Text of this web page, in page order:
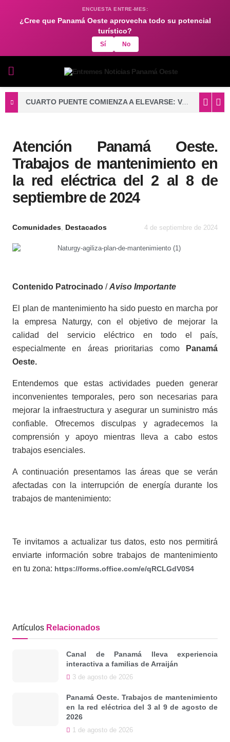
ENCUESTA ENTRE-MES:
¿Cree que Panamá Oeste aprovecha todo su potencial
turístico?
Sí No
CUARTO PUENTE COMIENZA A ELEVARSE: VACIADO DE CONCRETO FORTALECE LA BASE DE UNA DE SUS TORRES PRINCIPALES
Atención Panamá Oeste.
Trabajos de mantenimiento en
la red eléctrica del 2 al 8 de
septiembre de 2024
Comunidades Destacados 4 de septiembre de 2024
Contenido Patrocinado /Aviso Importante
El plan de mantenimiento ha sido puesto en marcha por
la empresa Naturgy, con el objetivo de mejorar la
calidad del servicio eléctrico en todo el país,
especialmente en áreas prioritarias como
Panamá
Oeste.
Entendemos que estas actividades pueden generar
inconvenientes temporales, pero son necesarias para
mejorar la infraestructura y asegurar un suministro más
confiable. Ofrecemos disculpas y agradecemos la
comprensión y apoyo mientras lleva a cabo estos
trabajos esenciales.
A continuación presentamos las áreas que se verán
afectadas con la interrupción de energía durante los
trabajos de mantenimiento:
Te invitamos a actualizar tus datos, esto nos permitirá
enviarte información sobre trabajos de mantenimiento
en tu zona: https://forms.office.com/e/qRCLGdV0S4
Artículos Relacionados
Canal de Panamá lleva experiencia
interactiva a familias de Arraiján
3 de agosto de 2026
Panamá Oeste. Trabajos de mantenimiento
en la red eléctrica del 3 al 9 de agosto de
2026
1 de agosto de 2026